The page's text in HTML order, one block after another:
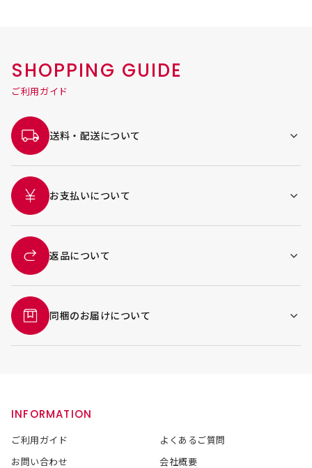
SHOPPING GUIDE
ご利用ガイド
送料・配送について
お支払いについて
返品について
同梱のお届けについて
INFORMATION
ご利用ガイド
よくあるご質問
お問い合わせ
会社概要